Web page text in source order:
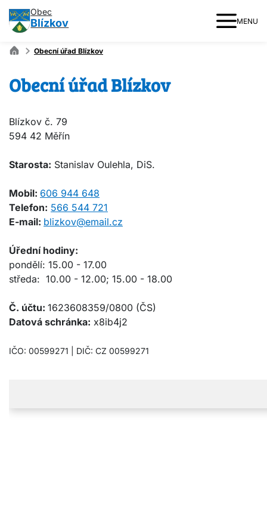
Obec
Blízkov MENU
Obecní úřad Blízkov
Obecní úřad Blízkov
Blízkov č. 79
594 42 Měřín
Starosta: Stanislav Oulehla, DiS.
Mobil: 606 944 648
Telefon: 566 544 721
E-mail: blizkov@email.cz
Úřední hodiny:
pondělí: 15.00 - 17.00
středa: 10.00 - 12.00; 15.00 - 18.00
Č. účtu: 1623608359/0800 (ČS)
Datová schránka: x8ib4j2
IČO: 00599271 | DIČ: CZ 00599271